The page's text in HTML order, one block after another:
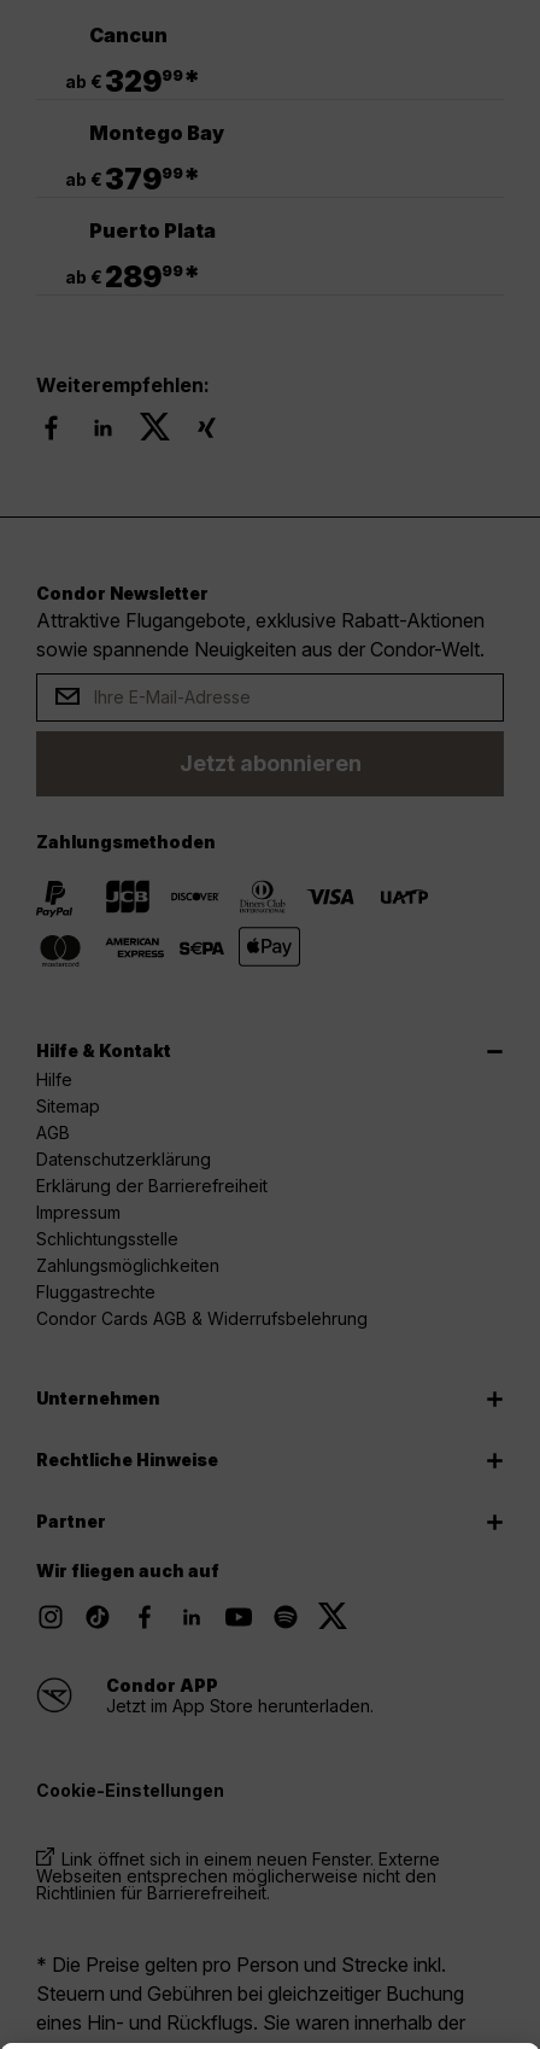
Cancun
ab € 32999*
Montego Bay
ab € 37999*
Puerto Plata
ab € 28999*
Weiterempfehlen:
Condor Newsletter
Attraktive Flugangebote, exklusive Rabatt-Aktionen
sowie spannende Neuigkeiten aus der Condor-Welt.
Jetzt abonnieren
Zahlungsmethoden
Hilfe & Kontakt
Hilfe
Sitemap
AGB
Datenschutzerklärung
Erklärung der Barrierefreiheit
Impressum
Schlichtungsstelle
Zahlungsmöglichkeiten
Fluggastrechte
Condor Cards AGB & Widerrufsbelehrung
Unternehmen
Rechtliche Hinweise
Partner
Wir fliegen auch auf
Condor APP
Jetzt im App Store herunterladen.
Cookie-Einstellungen
Link öffnet sich in einem neuen Fenster. Externe
Webseiten entsprechen möglicherweise nicht den
Richtlinien für Barrierefreiheit.
* Die Preise gelten pro Person und Strecke inkl.
Steuern und Gebühren bei gleichzeitiger Buchung
eines Hin- und Rückflugs. Sie waren innerhalb der